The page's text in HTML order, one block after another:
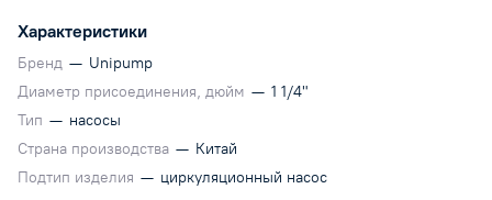
Характеристики
Бренд — Unipump
Диаметр присоединения, дюйм — 1 1/4"
Тип — насосы
Страна производства — Китай
Подтип изделия — циркуляционный насос